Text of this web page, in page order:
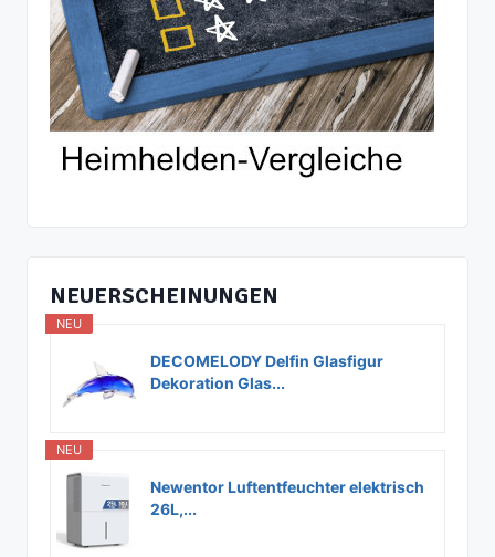
NEUERSCHEINUNGEN
NEU
DECOMELODY Delfin Glasfigur
Dekoration Glas...
NEU
Newentor Luftentfeuchter elektrisch
26L,...